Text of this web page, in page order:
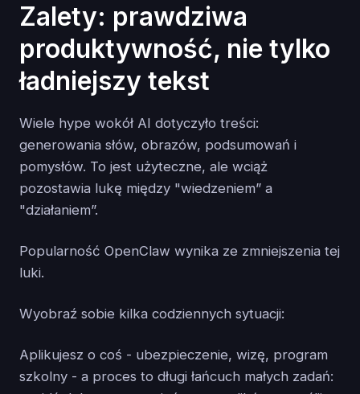
Zalety: prawdziwa
produktywność, nie tylko
ładniejszy tekst
Wiele hype wokół AI dotyczyło treści:
generowania słów, obrazów, podsumowań i
pomysłów. To jest użyteczne, ale wciąż
pozostawia lukę między "wiedzeniem” a
"działaniem”.
Popularność OpenClaw wynika ze zmniejszenia tej
luki.
Wyobraź sobie kilka codziennych sytuacji:
Aplikujesz o coś - ubezpieczenie, wizę, program
szkolny - a proces to długi łańcuch małych zadań: